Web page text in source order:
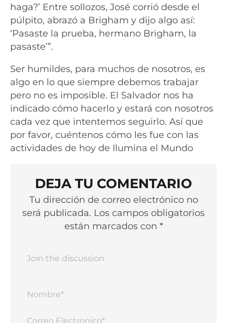
haga?’ Entre sollozos, José corrió desde el
púlpito, abrazó a Brigham y dijo algo así:
‘Pasaste la prueba, hermano Brigham, la
pasaste’”.
Ser humildes, para muchos de nosotros, es
algo en lo que siempre debemos trabajar
pero no es imposible. El Salvador nos ha
indicado cómo hacerlo y estará con nosotros
cada vez que intentemos seguirlo. Así que
por favor, cuéntenos cómo les fue con las
actividades de hoy de Ilumina el Mundo
DEJA TU COMENTARIO
Tu dirección de correo electrónico no
será publicada. Los campos obligatorios
están marcados con *